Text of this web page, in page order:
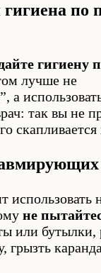
по
гигиену
лучше не
а
так вы не
скапливается
использовать
не
или бутылки,
грызть